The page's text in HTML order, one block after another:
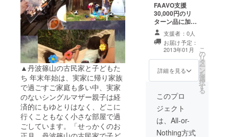
▲丹波篠山の古民家と子どもた
ち 年末年始は、実家に帰り家族
で過ごすご家庭も多い中、実家
のないシングルマザー親子は経
済的にもゆとりはなく、どこに
行くこともなく小さな部屋で過
ごしています。「せっかくのお
FAAVO支援
30,000円のリ
ターン品に加
え、 ・徳丸ゆき
この出張講演 ※
出張講演詳細は
本文内に記載
支援者：0人
お届け予定：
2013年01月
詳細を見る
こ
の
リ
タ
ー
ン
を
選
択
す
る
このプロ
ジェクト
は、All-or-
Nothing方式